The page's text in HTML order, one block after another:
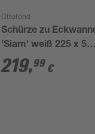
Ottofond
Schürze zu
'Siam' weiß 225 x 58 x
3 cm
219,99 €